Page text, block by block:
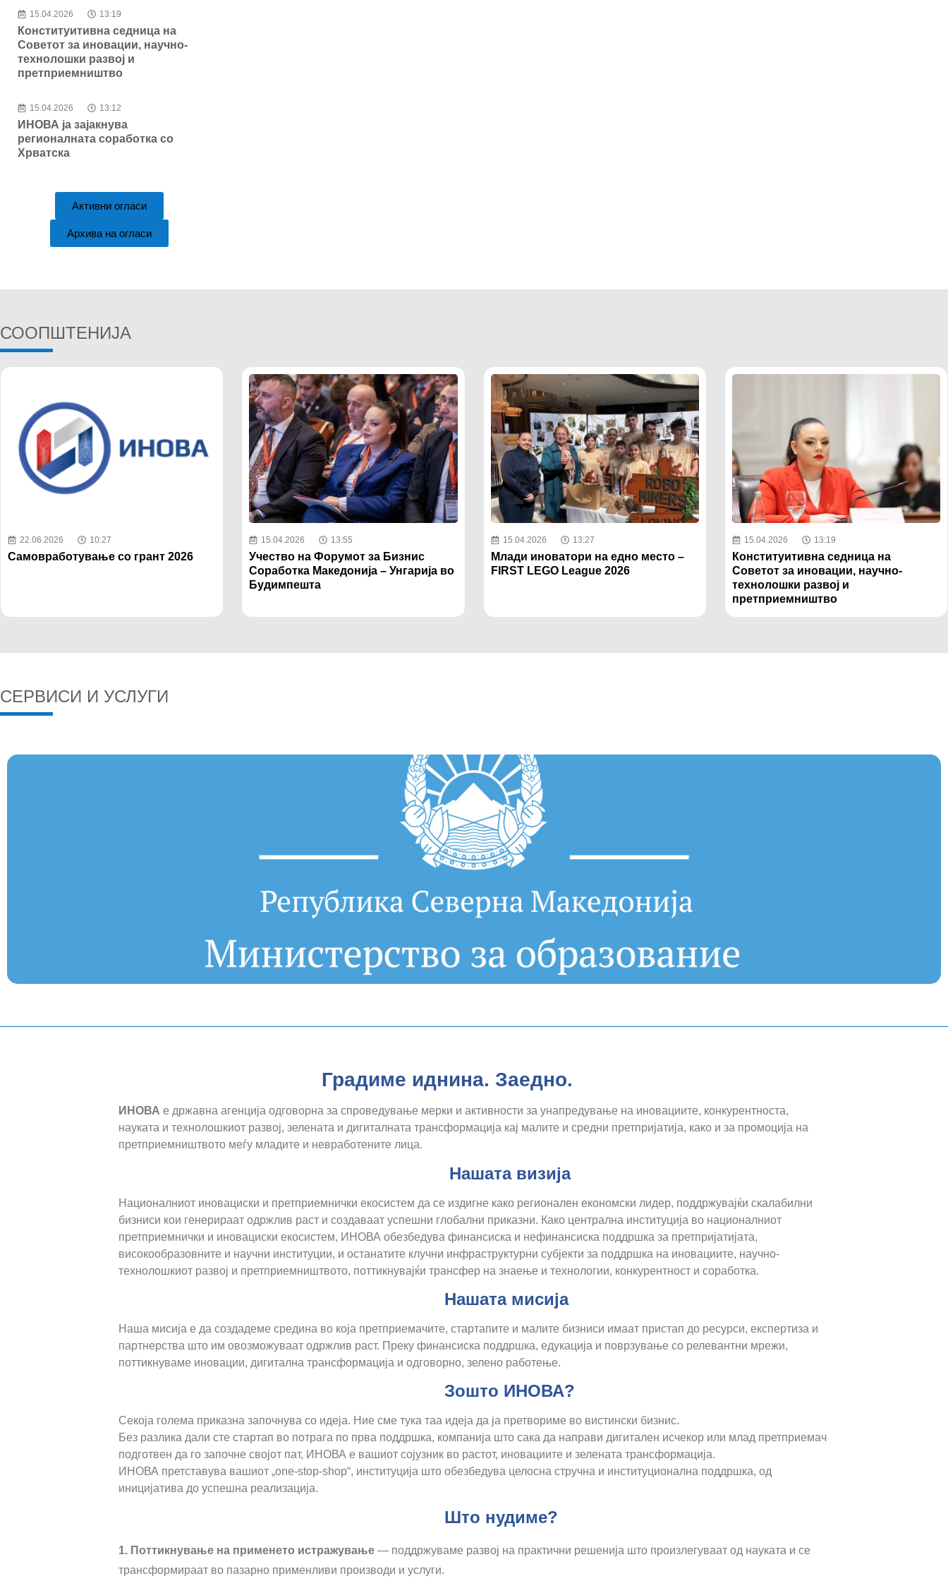
15.04.2026 13:19
Конституитивна седница на
Советот за иновации, научно-
технолошки развој и
претприемништво
15.04.2026 13:12
ИНОВА ја зајакнува
регионалната соработка со
Хрватска
Активни огласи
Архива на огласи
СООПШТЕНИЈА
22.06.2026 10:27
Самовработување со грант 2026
15.04.2026 13:55
Учество на Форумот за Бизнис
Соработка Македонија – Унгарија во
Будимпешта
15.04.2026 13:27
Млади иноватори на едно место –
FIRST LEGO League 2026
15.04.2026 13:19
Конституитивна седница на
Советот за иновации, научно-
технолошки развој и
претприемништво
СЕРВИСИ И УСЛУГИ
Градиме иднина. Заедно.
ИНОВА е државна агенција одговорна за спроведување мерки и активности за унапредување на иновациите, конкурентноста,
науката и технолошкиот развој, зелената и дигиталната трансформација кај малите и средни претпријатија, како и за промоција на
претприемништвото меѓу младите и невработените лица.
Нашата визија
Националниот иновациски и претприемнички екосистем да се издигне како регионален економски лидер, поддржувајќи скалабилни
бизниси кои генерираат одржлив раст и создаваат успешни глобални приказни. Како централна институција во националниот
претприемнички и иновациски екосистем, ИНОВА обезбедува финансиска и нефинансиска поддршка за претпријатијата,
високообразовните и научни институции, и останатите клучни инфраструктурни субјекти за поддршка на иновациите, научно-
технолошкиот развој и претприемништвото, поттикнувајќи трансфер на знаење и технологии, конкурентност и соработка.
Нашата мисија
Наша мисија е да создадеме средина во која претприемачите, стартапите и малите бизниси имаат пристап до ресурси, експертиза и
партнерства што им овозможуваат одржлив раст. Преку финансиска поддршка, едукација и поврзување со релевантни мрежи,
поттикнуваме иновации, дигитална трансформација и одговорно, зелено работење.
Зошто ИНОВА?
Секоја голема приказна започнува со идеја. Ние сме тука таа идеја да ја претвориме во вистински бизнис.
Без разлика дали сте стартап во потрага по прва поддршка, компанија што сака да направи дигитален исчекор или млад претприемач
подготвен да го започне својот пат, ИНОВА е вашиот сојузник во растот, иновациите и зелената трансформација.
ИНОВА претставува вашиот „one-stop-shop“, институција што обезбедува целосна стручна и институционална поддршка, од
иницијатива до успешна реализација.
Што нудиме?
1. Поттикнување на применето истражување — поддржуваме развој на практични решенија што произлегуваат од науката и се
трансформираат во пазарно применливи производи и услуги.